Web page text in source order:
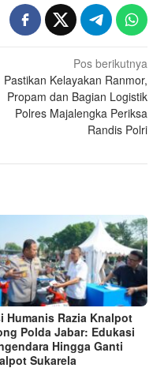
Pos berikutnya
Pastikan Kelayakan Ranmor,
Propam dan Bagian Logistik
Polres Majalengka Periksa
Randis Polri
Humanis Razia Knalpot
Polda Jabar: Edukasi
Hingga Ganti
Sukarela